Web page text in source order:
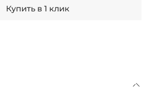
Купить в 1 клик